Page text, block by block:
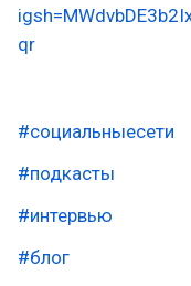
qr
#социальныесети
#подкасты
#интервью
#блог